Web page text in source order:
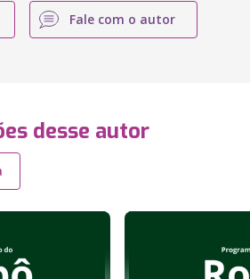
Fale com o autor
desse autor